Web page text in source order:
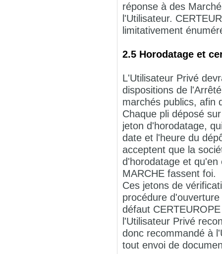
réponse à des
l'Utilisateur.
limitativement
2.5 Horodatage et
L'Utilisateur Privé
dispositions de
marchés publics, afin
Chaque pli déposé
jeton d'horodatage,
date et l'heure du
acceptent que la
d'horodatage et
MARCHE fassent foi.
Ces jetons de
procédure
défaut
l'Utilisateur Privé
donc recommandé à
tout envoi de